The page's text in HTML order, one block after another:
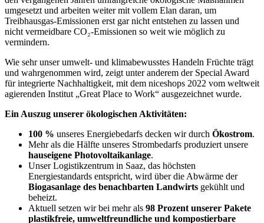
umgesetzt und arbeiten weiter mit vollem Elan daran, um
Treibhausgas-Emissionen erst gar nicht entstehen zu lassen und
nicht vermeidbare CO₂-Emissionen so weit wie möglich zu
vermindern.
Wie sehr unser umwelt- und klimabewusstes Handeln Früchte trägt
und wahrgenommen wird, zeigt unter anderem der Special Award
für integrierte Nachhaltigkeit, mit dem niceshops 2022 vom weltweit
agierenden Institut „Great Place to Work“ ausgezeichnet wurde.
Ein Auszug unserer ökologischen Aktivitäten:
100 % unseres Energiebedarfs decken wir durch Ökostrom.
Mehr als die Hälfte unseres Strombedarfs produziert unsere
hauseigene Photovoltaikanlage.
Unser Logistikzentrum in Saaz, das höchsten
Energiestandards entspricht, wird über die Abwärme der
Biogasanlage des benachbarten Landwirts gekühlt und
beheizt.
Aktuell setzen wir bei mehr als 98 Prozent unserer Pakete
plastikfreie, umweltfreundliche und kompostierbare